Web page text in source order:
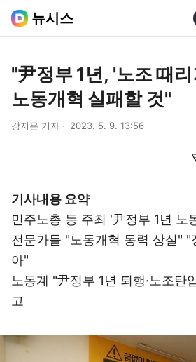
뉴시스
"尹정부 1년, '노조 때
노동개혁 실패할 것"
강지은 기자 2023. 5. 9. 13:56
기사내용 요약
민주노총 등 주최 '尹정부 1년 노
전문가들 "노동개혁 동력 상실" "
아"
노동계 "尹정부 1년 퇴행·노조탄
고